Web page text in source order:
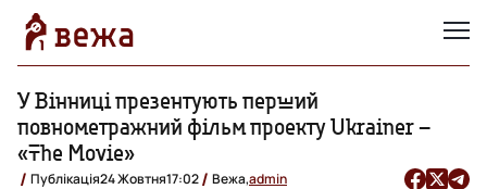
У Вінниці презентують перший
повнометражний фільм проекту Ukrainer –
«The Movie»
Публікація24 Жовтня17:02 Вежа,admin